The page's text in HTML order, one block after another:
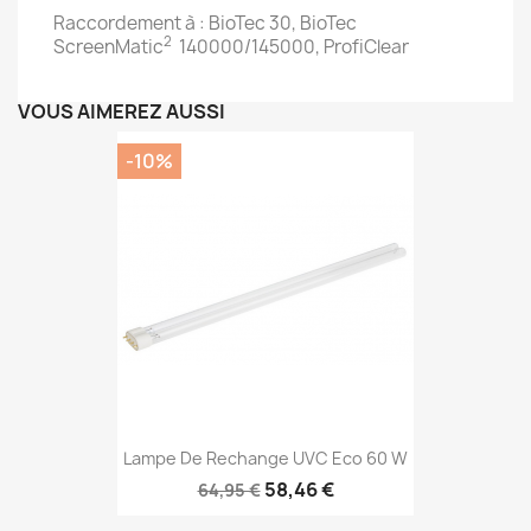
Raccordement à : BioTec 30, BioTec
ScreenMatic2 140000/145000, ProfiClear
VOUS AIMEREZ AUSSI
Lampe De Rechange UVC Eco 60 W
64,95 € 58,46 €
-10%